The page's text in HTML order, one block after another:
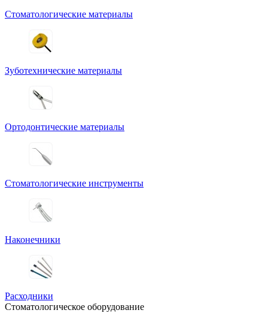
Стоматологические материалы
Зуботехнические материалы
Ортодонтические материалы
Стоматологические инструменты
Наконечники
Расходники
Стоматологическое оборудование